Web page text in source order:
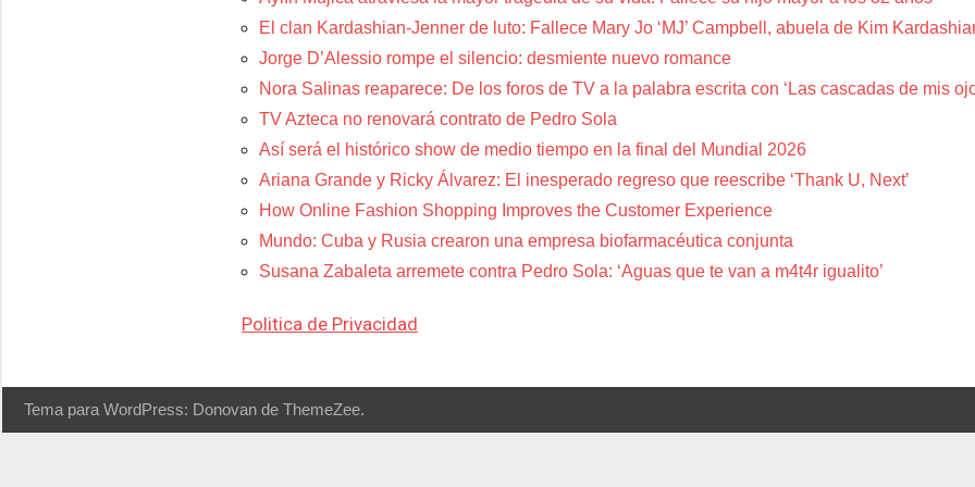
El clan Kardashian-Jenner de luto: Fallece Mary Jo ‘MJ’ Campbell, abuela de Kim
Jorge D’Alessio rompe el silencio: desmiente nuevo romance
Nora Salinas reaparece: De los foros de TV a la palabra escrita con ‘Las cascadas de mis
TV Azteca no renovará contrato de Pedro Sola
Así será el histórico show de medio tiempo en la final del Mundial 2026
Ariana Grande y Ricky Álvarez: El inesperado regreso que reescribe ‘Thank U, Next’
How Online Fashion Shopping Improves the Customer Experience
Mundo: Cuba y Rusia crearon una empresa biofarmacéutica conjunta
Susana Zabaleta arremete contra Pedro Sola: ‘Aguas que te van a m4t4r igualito’
Politica de Privacidad
Tema para WordPress: Donovan de ThemeZee.